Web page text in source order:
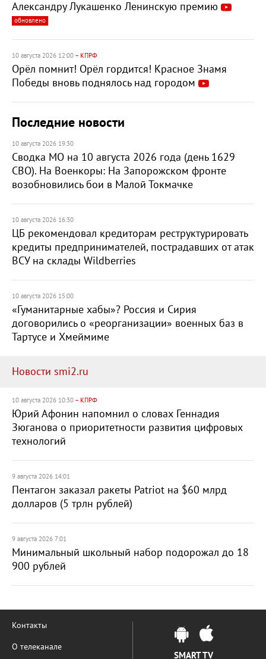
Александру Лукашенко Ленинскую премию
обновлено
10 августа 2026 12:00 – КПРФ
Орёл помнит! Орёл гордится! Красное Знамя
Победы вновь поднялось над городом
Последние новости
10 августа 2026 19:30
Сводка МО на 10 августа 2026 года (день 1629
СВО). На Военкоры: На Запорожском фронте
возобновились бои в Малой Токмачке
10 августа 2026 16:30
ЦБ рекомендовал кредиторам реструктурировать
кредиты предпринимателей, пострадавших от атак
ВСУ на склады Wildberries
10 августа 2026 15:00
«Гуманитарные хабы»? Россия и Сирия
договорились о «реорганизации» военных баз в
Тартусе и Хмеймиме
Новости smi2.ru
10 августа 2026 10:30 – КПРФ
Юрий Афонин напомнил о словах Геннадия
Зюганова о приоритетности развития цифровых
технологий
9 августа 2026 14:01
Пентагон заказал ракеты Patriot на $60 млрд
долларов (5 трлн рублей)
9 августа 2026 7:01
Минимальный школьный набор подорожал до 18
900 рублей
Контакты
О телеканале
SMART TV